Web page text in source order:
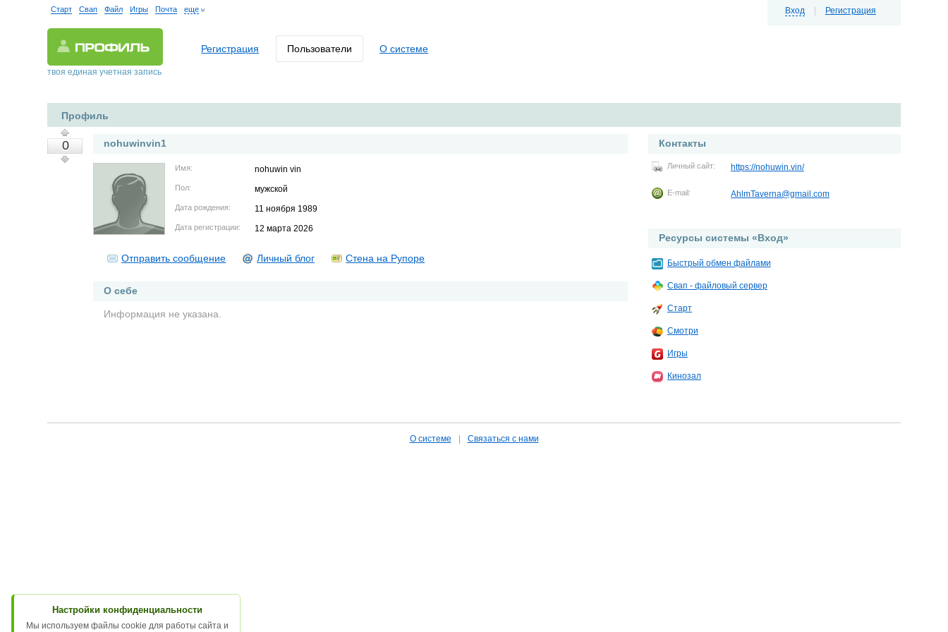
Старт Свап Файл Игры Почта еще
твоя единая учетная запись
Вход Регистрация
Регистрация Пользователи О системе
Профиль
0 nohuwinvin1
Имя: nohuwin vin
Пол: мужской
Дата рождения: 11 ноября 1989
Дата регистрации: 12 марта 2026
Отправить сообщение Личный блог Стена на Рупоре
О себе
Информация не указана.
Контакты
Личный сайт: https://nohuwin.vin/
E-mail: AhlmTaverna@gmail.com
Ресурсы системы «Вход»
Быстрый обмен файлами
Свап - файловый сервер
Старт
Смотри
Игры
Кинозал
О системе Связаться с нами
Настройки конфиденциальности
Мы используем файлы cookie для работы сайта и